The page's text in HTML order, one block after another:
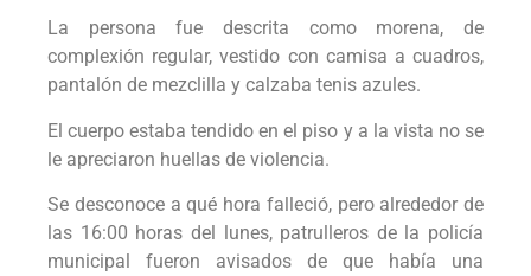
La persona fue descrita como morena, de
complexión regular, vestido con camisa a cuadros,
pantalón de mezclilla y calzaba tenis azules.
El cuerpo estaba tendido en el piso y a la vista no se
le apreciaron huellas de violencia.
Se desconoce a qué hora falleció, pero alrededor de
las 16:00 horas del lunes, patrulleros de la policía
municipal fueron avisados de que había una